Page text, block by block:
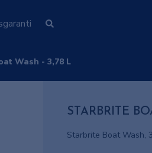
Wash - 3,78 L
STARBRITE
Starbrite Boat Wash,